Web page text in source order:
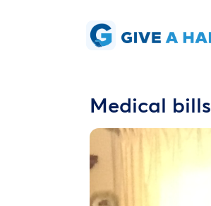
Medical bills